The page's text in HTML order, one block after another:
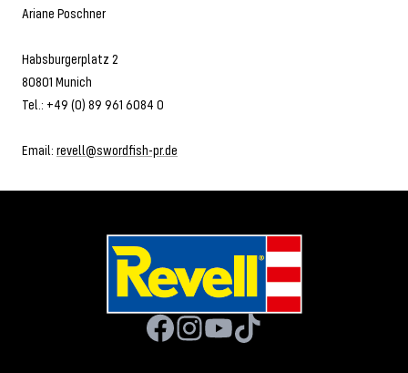
Ariane Poschner
Habsburgerplatz 2
80801 Munich
Tel.: +49 (0) 89 961 6084 0
Email: revell@swordfish-pr.de